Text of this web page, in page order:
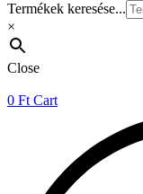
Termékek keresése...
×
Close
0 Ft Cart